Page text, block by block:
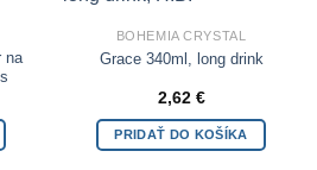
na
BOHEMIA CRYSTAL
Grace 340ml, long drink
2,62 €
PRIDAŤ DO KOŠÍKA